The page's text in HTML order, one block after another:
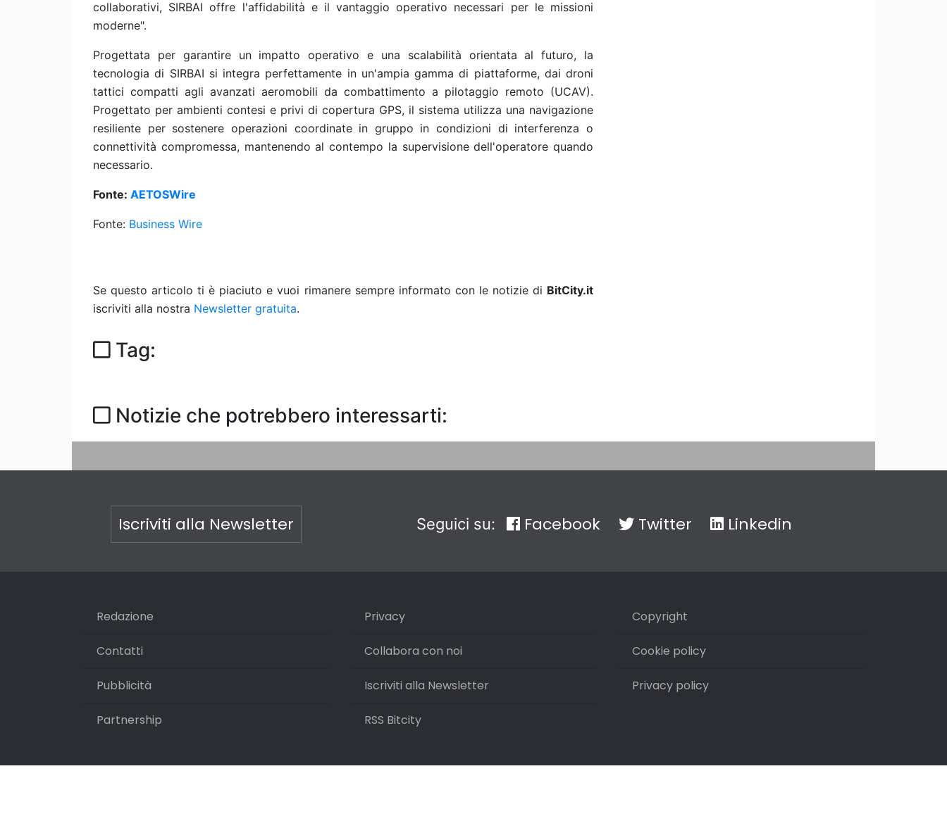
collaborativi, SIRBAI offre l'affidabilità e il vantaggio operativo necessari per le missioni
moderne".
Progettata per garantire un impatto operativo e una scalabilità orientata al futuro, la
tecnologia di SIRBAI si integra perfettamente in un'ampia gamma di piattaforme, dai droni
tattici compatti agli avanzati aeromobili da combattimento a pilotaggio remoto (UCAV).
Progettato per ambienti contesi e privi di copertura GPS, il sistema utilizza una navigazione
resiliente per sostenere operazioni coordinate in gruppo in condizioni di interferenza o
connettività compromessa, mantenendo al contempo la supervisione dell'operatore quando
necessario.
Fonte: AETOSWire
Fonte: Business Wire
Se questo articolo ti è piaciuto e vuoi rimanere sempre informato con le notizie di BitCity.it
iscriviti alla nostra Newsletter gratuita.
Tag:
Notizie che potrebbero interessarti:
Iscriviti alla Newsletter Seguici su: Facebook Twitter Linkedin
Redazione
Contatti
Pubblicità
Partnership
Privacy
Collabora con noi
Iscriviti alla Newsletter
RSS Bitcity
Copyright
Cookie policy
Privacy policy